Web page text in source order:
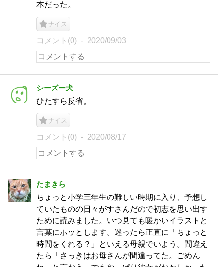
本だった。
ナイス
コメント(0) 2020/09/03
シーズー犬
ひたすら反省。
ナイス
コメント(0) 2020/08/17
たまきら
ちょっと小学三年生の難しい時期に入り、予想し
ていたものの日々がすさんだので初志を思い出す
ために読みました。いつ見ても暖かいイラストと
言葉にホッとします。迷ったら正直に「ちょっと
時間をくれる？」といえる母親でいよう。間違え
たら「さっきはお母さんが間違ってた。ごめん